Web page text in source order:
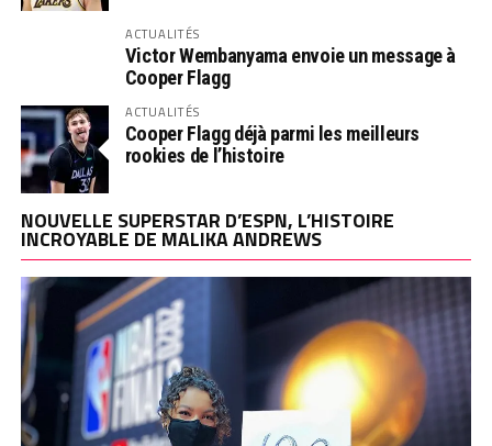
ACTUALITÉS
Victor Wembanyama envoie un message à
Cooper Flagg
ACTUALITÉS
Cooper Flagg déjà parmi les meilleurs
rookies de l’histoire
NOUVELLE SUPERSTAR D’ESPN, L’HISTOIRE
INCROYABLE DE MALIKA ANDREWS